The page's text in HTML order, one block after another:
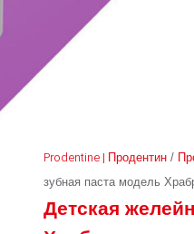
Prodentine | Продентин /
зубная паста модель
Детская